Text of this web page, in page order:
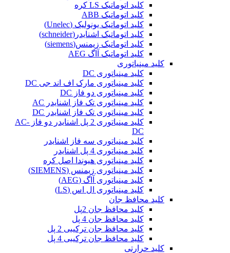
کلید اتوماتیک LS کره
کلید اتوماتیک ABB
کلید اتوماتیک یونولیک (Unelec)
کلید اتوماتیک اشنایدر(schneider)
کلید اتوماتیک زیمنس(siemens)
کلید اتوماتیک آاگ AEG
کلید مینیاتوری
کلید مینیاتوری DC
کلید مینیاتوری مارک اف اند جی DC
کلید مینیاتوری دو فاز DC
کلید مینیاتوری تک فاز اشنایدر AC
کلید مینیاتوری تک فاز اشنایدر DC
کلید مینیاتوری 2 پل اشنایدر دو فاز AC-
DC
کلید مینیاتوری سه فاز اشنایدر
کلید مینیاتوری 4 پل اشنایدر
کلید مینیاتوری هیوندا اصل کره
کلید مینیاتوری زیمنس (SIEMENS)
کلید مینیاتوری آاگ (AEG)
کلید مینیاتوری ال اس (LS)
کلید محافظ جان
کلید محافظ جان 2پل
کلید محافظ جان 4 پل
کلید محافظ جان ترکیبی 2 پل
کلید محافظ جان ترکیبی 4 پل
کلید حرارتی